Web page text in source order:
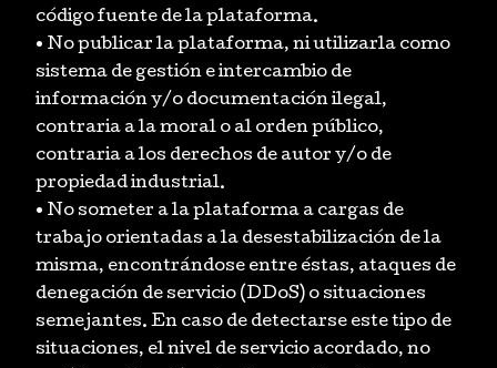
código fuente de la plataforma.
• No publicar la plataforma, ni utilizarla como
sistema de gestión e intercambio de
información y/o documentación ilegal,
contraria a la moral o al orden público,
contraria a los derechos de autor y/o de
propiedad industrial.
• No someter a la plataforma a cargas de
trabajo orientadas a la desestabilización de la
misma, encontrándose entre éstas, ataques de
denegación de servicio (DDoS) o situaciones
semejantes. En caso de detectarse este tipo de
situaciones, el nivel de servicio acordado, no